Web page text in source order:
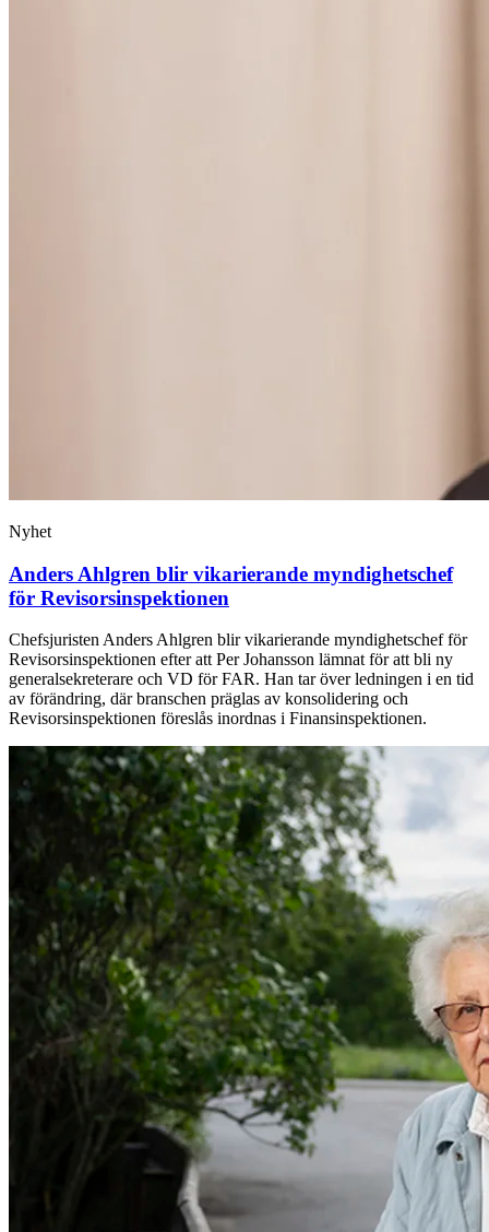
Nyhet
Anders Ahlgren blir vikarierande myndighetschef
för Revisorsinspektionen
Chefsjuristen Anders Ahlgren blir vikarierande myndighetschef för
Revisorsinspektionen efter att Per Johansson lämnat för att bli ny
generalsekreterare och VD för FAR. Han tar över ledningen i en tid
av förändring, där branschen präglas av konsolidering och
Revisorsinspektionen föreslås inordnas i Finansinspektionen.